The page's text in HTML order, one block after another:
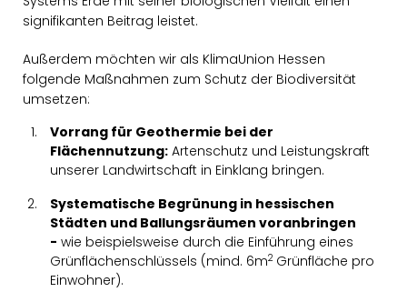
signifikanten Beitrag leistet.
Außerdem möchten wir als KlimaUnion Hessen
folgende Maßnahmen zum Schutz der Biodiversität
umsetzen:
Vorrang für Geothermie bei der
Flächennutzung: Artenschutz und Leistungskraft
unserer Landwirtschaft in Einklang bringen.
Systematische Begrünung in hessischen
Städten und Ballungsräumen voranbringen
- wie beispielsweise durch die Einführung eines
Grünflächenschlüssels (mind. 6m2 Grünfläche pro
Einwohner).